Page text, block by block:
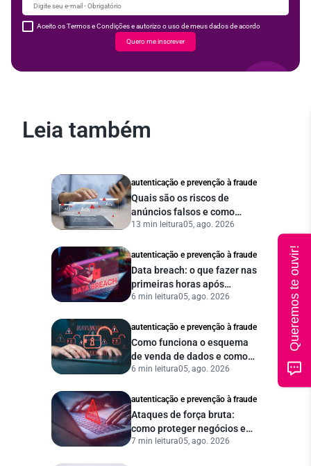
Aceito os Termos e Condições e autorizo o uso de meus dados de acordo
Quero me inscrever
Leia também
autenticação e prevenção à fraude
Quais são os riscos de
anúncios falsos e como
proteger seu negócio?
13 min leitura05, ago. 2026
autenticação e prevenção à fraude
Data breach: o que fazer nas
primeiras horas após
vazamento de dados?
6 min leitura05, ago. 2026
autenticação e prevenção à fraude
Como funciona o esquema
de venda de dados e como
proteger sua empresa?
6 min leitura05, ago. 2026
autenticação e prevenção à fraude
Ataques de força bruta:
como proteger negócios e
dados digitais
7 min leitura05, ago. 2026
Queremos te ouvir!